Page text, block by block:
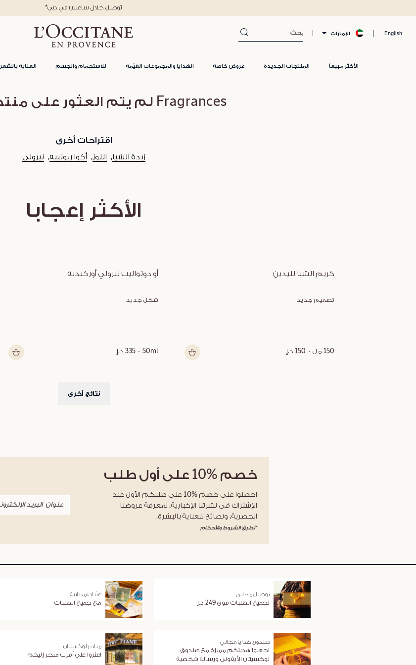
English الإمارات
الأكثر مبيعاً المنتجات الجديدة عروض خاصة الهدايا والمجموعات القيّمة للاستحمام والجسم العناية بالشعر
*توصيل خلال ساعتين في دبي
Fragrances لم يتم العثور على منتجات لفئة
اقتراحات أخرى
زبدة الشيا اللوز أكوا ريوتييه نيرولي
الأكثر إعجابا
كريم الشيا لليدين
تصميم جديد
150 مل 150 د.إ
أو دوتواليت نيرولي أوركيديه
شكل جديد
50ml 335 د.إ
نتائج أخرى
خصم %10 على أول طلب
احصلوا على خصم %10 على طلبكم الأول عند
الإشتراك في نشرتنا الإخبارية، لمعرفة عروضنا
الحصرية، ونصائح للعناية بالبشرة.
*تطبق الشروط والأحكام
توصيل مجاني
لجميع الطلبات فوق 249 د.إ
عيّنات مجانية
مع جميع الطلبات
صندوق هدايا مجاني
اجعلوا هديتكم مميزة مع صندوق
لوكسيتان الأيقوني ورسالة شخصية
متاجر لوكسيتان
اعثروا على أقرب متجر إليكم